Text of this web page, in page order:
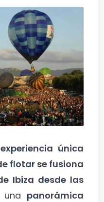
única
flotar se fusiona
Ibiza desde las
panorámica